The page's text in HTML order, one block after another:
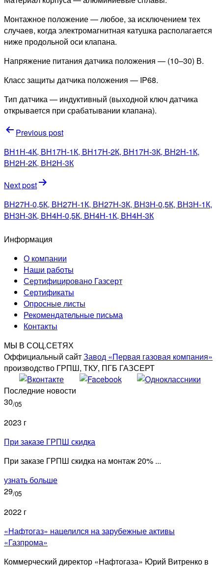
Монтажное положение — любое, за исключением тех
случаев, когда электромагнитная катушка располагается
ниже продольной оси клапана.
Напряжение питания датчика положения — (10–30) В.
Класс защиты датчика положения — IP68.
Тип датчика — индуктивный (выходной ключ датчика
открывается при срабатывании клапана).
Навигация
по
записям
Previous post
ВН1Н-4К, ВН17Н-1К, ВН17Н-2К, ВН17Н-3К, ВН2Н-1К,
ВН2Н-2К, ВН2Н-3К
Next post
ВН27Н-0,5К, ВН27Н-1К, ВН27Н-3К, ВН3Н-0,5К, ВН3Н-1К,
ВН3Н-3К, ВН4Н-0,5К, ВН4Н-1К, ВН4Н-3К
Информация
О компании
Наши работы
Сертифицировано Газсерт
Сертификаты
Опросные листы
Рекомендательные письма
Контакты
МЫ В СОЦ.СЕТЯХ
Оффициальный сайтЗавод «Первая газовая компания»
производство ГРПШ, ТКУ, ПГБ ГАЗСЕРТ
Последние новости
30/05
2023 г
При заказе ГРПШ скидка
При заказе ГРПШ скидка на монтаж 20% ...
узнать больше
29/05
2022 г
«Нафтогаз» нацелился на зарубежные активы
«Газпрома»
Коммерческий директор «Нафтогаза» Юрий Витренко в